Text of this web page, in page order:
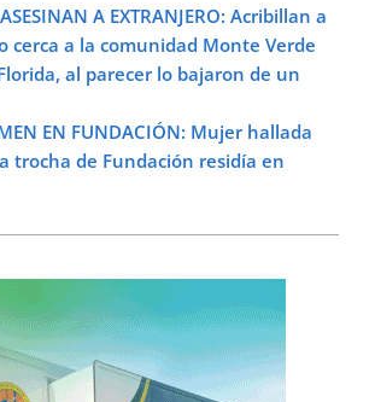
ASESINAN A EXTRANJERO: Acribillan a
cerca a la comunidad Monte Verde
al parecer lo bajaron de un
EN FUNDACIÓN: Mujer hallada
trocha de Fundación residía en